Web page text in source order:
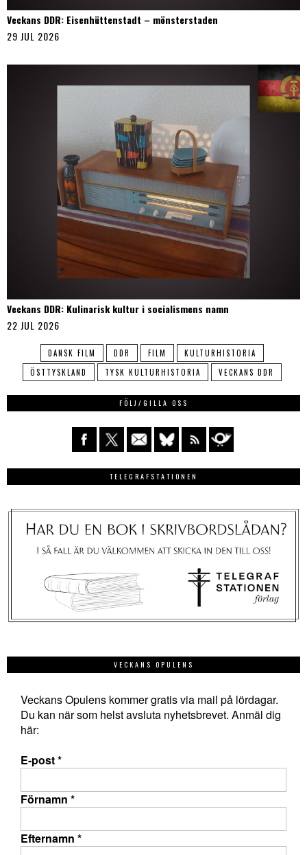
Veckans DDR: Eisenhüttenstadt – mönsterstaden
29 JUL 2026
Veckans DDR: Kulinarisk kultur i socialismens namn
22 JUL 2026
DANSK FILM DDR FILM
KULTURHISTORIA
ÖSTTYSKLAND
TYSK KULTURHISTORIA VECKANS DDR
FÖLJ/GILLA OSS
TELEGRAFSTATIONEN
VECKANS OPULENS
Veckans Opulens kommer gratis via mail på lördagar.
Du kan när som helst avsluta nyhetsbrevet. Anmäl dig
här:
E-post*
Förnamn *
Efternamn *